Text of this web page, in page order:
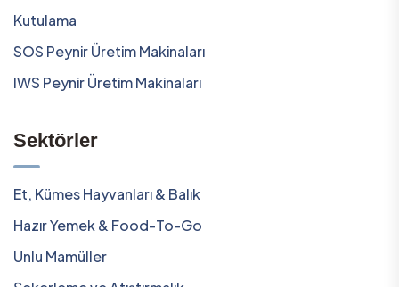
Kutulama
SOS Peynir Üretim Makinaları
IWS Peynir Üretim Makinaları
Sektörler
Et, Kümes Hayvanları & Balık
Hazır Yemek & Food-To-Go
Unlu Mamüller